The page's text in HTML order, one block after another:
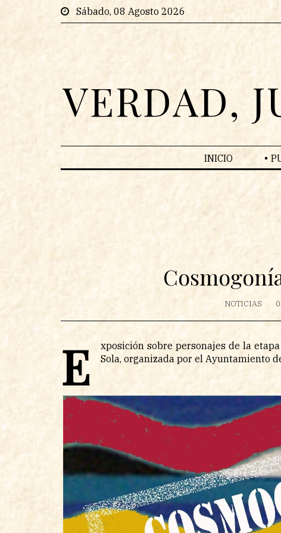
Sábado, 08 Agosto 2026
VERDAD,
INICIO
NOTICIAS
E
xposición sobre personajes de la
Sola, organizada por el Ayuntamiento